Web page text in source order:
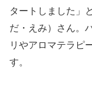
タートしました」
だ・えみ）さん。
リやアロマテラピ
す。